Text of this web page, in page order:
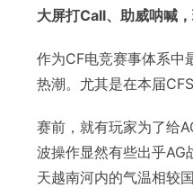
大屏打Call、助威呐喊
作为CF电竞赛事体系中
热潮。尤其是在本届
赛前，就有玩家为了给
波操作显然有些出乎
天越南河内的气温相较